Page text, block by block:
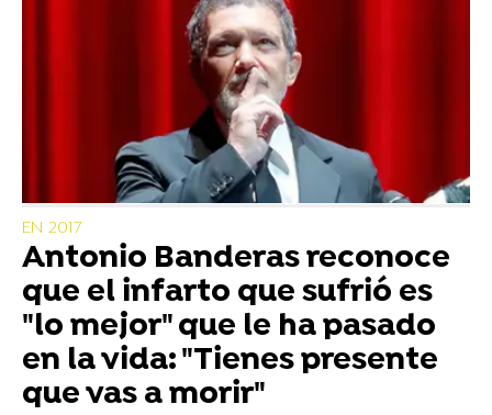
EN 2017
Antonio Banderas reconoce
que el infarto que sufrió es
"lo mejor" que le ha pasado
en la vida: "Tienes presente
que vas a morir"